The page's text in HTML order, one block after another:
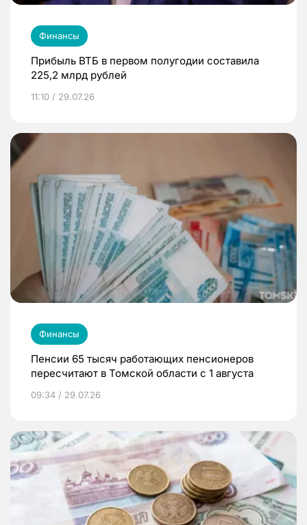
Финансы
Прибыль ВТБ в первом полугодии составила
225,2 млрд рублей
11:10 / 29.07.26
Финансы
Пенсии 65 тысяч работающих пенсионеров
пересчитают в Томской области с 1 августа
09:34 / 29.07.26